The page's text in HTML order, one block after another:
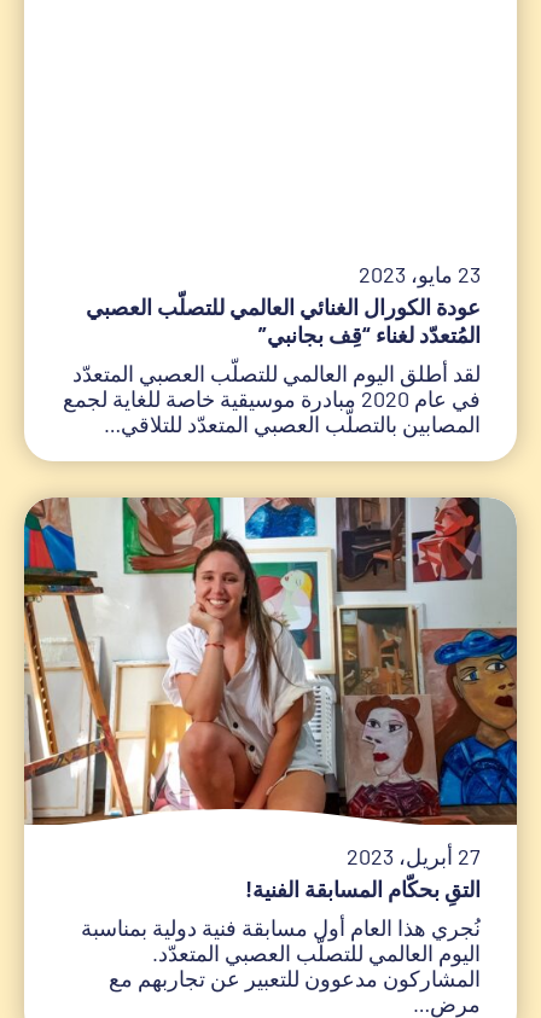
عودة الكورال الغنائي العالمي للتصلّب العصبي
المُتعدّد لغناء “قِف بجانبي”
23 مايو، 2023
لقد أطلق اليوم العالمي للتصلّب العصبي المتعدّد
في عام 2020 مبادرة موسيقية خاصة للغاية لجمع
المصابين بالتصلّب العصبي المتعدّد للتلاقي…
27 أبريل، 2023
نُجري هذا العام أول مسابقة فنية دولية بمناسبة
اليوم العالمي للتصلّب العصبي المتعدّد.
المشاركون مدعوون للتعبير عن تجاربهم مع
مرض…